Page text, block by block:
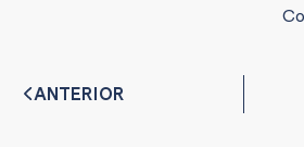
ANTERIOR